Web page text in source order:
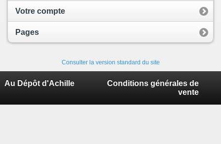
Votre compte
Pages
Consulter la version standard du site
Au Dépôt d'Achille
Conditions générales de
vente